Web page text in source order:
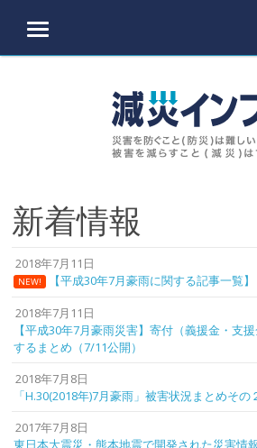
MENU
新着情報
2018年7月11日
NEW! 【平成30年7月豪雨に関する記事一覧】
2018年7月11日
【平成30年7月豪雨災害】寄付（義援金・支
するまとめ（7/11公開）
2018年7月8日
「H.30(2018年)7月豪雨」被害状況まとめその
2017年7月8日
東日本大震災・熊本地震で開発された災害情